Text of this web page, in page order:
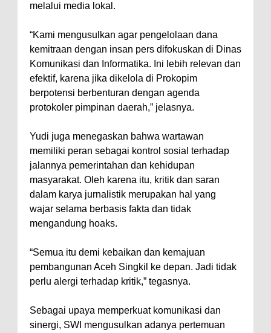
melalui media lokal.
“Kami mengusulkan agar pengelolaan dana
kemitraan dengan insan pers difokuskan di Dinas
Komunikasi dan Informatika. Ini lebih relevan dan
efektif, karena jika dikelola di Prokopim
berpotensi berbenturan dengan agenda
protokoler pimpinan daerah,” jelasnya.
Yudi juga menegaskan bahwa wartawan
memiliki peran sebagai kontrol sosial terhadap
jalannya pemerintahan dan kehidupan
masyarakat. Oleh karena itu, kritik dan saran
dalam karya jurnalistik merupakan hal yang
wajar selama berbasis fakta dan tidak
mengandung hoaks.
“Semua itu demi kebaikan dan kemajuan
pembangunan Aceh Singkil ke depan. Jadi tidak
perlu alergi terhadap kritik,” tegasnya.
Sebagai upaya memperkuat komunikasi dan
sinergi, SWI mengusulkan adanya pertemuan